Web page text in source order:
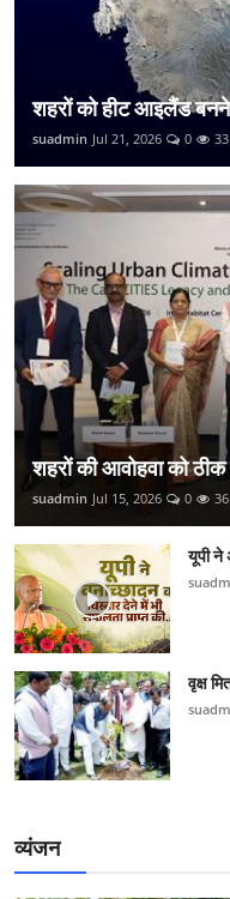
शहरों को हीट आइलैंड
suadmin Jul 21, 2026 0 33
शहरों की आवोहवा को
suadmin Jul 15, 2026 0 36
यूपी ने
वृक्ष
व्यंजन